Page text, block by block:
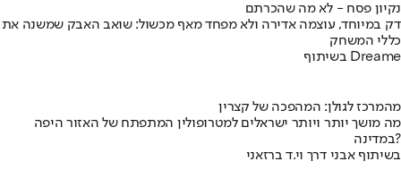
נקיון פסח - לא מה שהכרתם
דק במיוחד, עוצמה אדירה ולא מפחד מאף מכשול: שואב האבק שמשנה את
כללי המשחק
בשיתוף Dreame
מהמרכז לגולן: המהפכה של קצרין
מה מושך יותר ויותר ישראלים למטרופולין המתפתח של האזור היפה
במדינה?
בשיתוף אבני דרך וי.ד ברזאני